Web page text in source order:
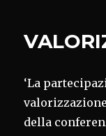
‘La
della